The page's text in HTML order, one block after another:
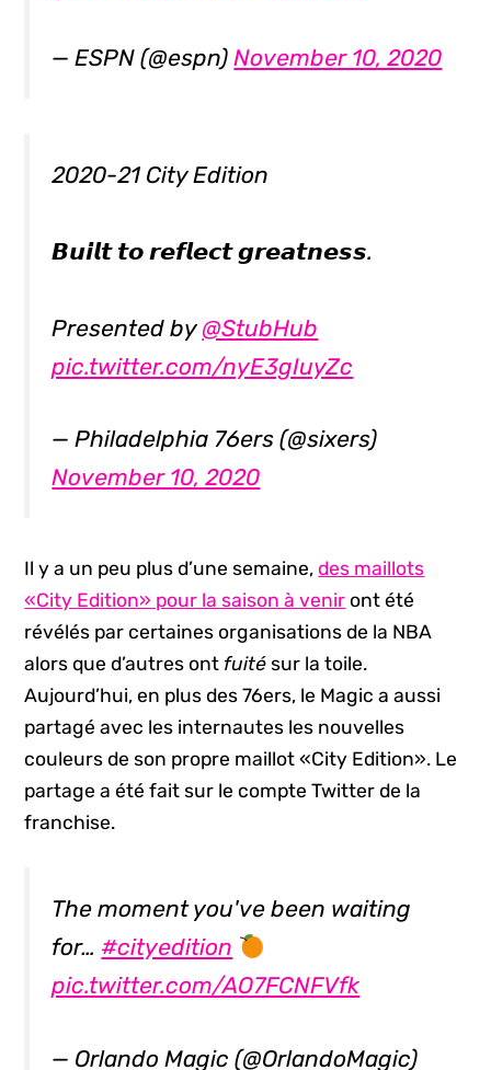
— ESPN (@espn)November 10, 2020
2020-21 City Edition
𝘽𝙪𝙞𝙡𝙩 𝙩𝙤 𝙧𝙚𝙛𝙡𝙚𝙘𝙩 𝙜𝙧𝙚𝙖𝙩𝙣𝙚𝙨𝙨.
Presented by @StubHub
pic.twitter.com/nyE3gIuyZc
— Philadelphia 76ers (@sixers)
November 10, 2020
Il y a un peu plus d’une semaine,des maillots
«City Edition» pour la saison à venir ont été
révélés par certaines organisations de la NBA
alors que d’autres ont fuité sur la toile.
Aujourd’hui, en plus des 76ers, le Magic a aussi
partagé avec les internautes les nouvelles
couleurs de son propre maillot «City Edition». Le
partage a été fait sur le compte Twitter de la
franchise.
The moment you've been waiting
for… #cityedition
pic.twitter.com/AO7FCNFVfk
— Orlando Magic (@OrlandoMagic)